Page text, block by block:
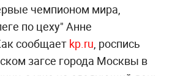
чемпионом мира,
по цеху" Анне
сообщает kp.ru , роспись
загсе города Москвы в